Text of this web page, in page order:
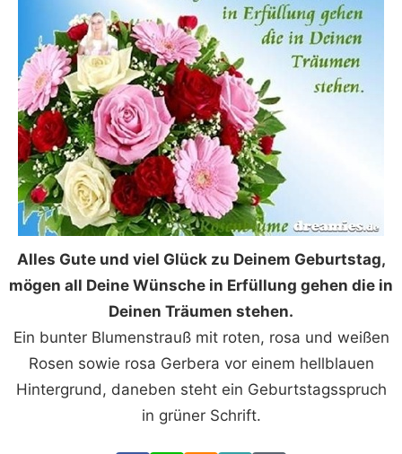
Alles Gute und viel Glück zu Deinem Geburtstag,
mögen all Deine Wünsche in Erfüllung gehen die in
Deinen Träumen stehen.
Ein bunter Blumenstrauß mit roten, rosa und weißen
Rosen sowie rosa Gerbera vor einem hellblauen
Hintergrund, daneben steht ein Geburtstagsspruch
in grüner Schrift.